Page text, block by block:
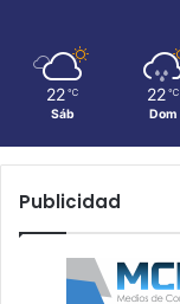
22 ℃
Sáb
22 ℃
Dom
Publicidad